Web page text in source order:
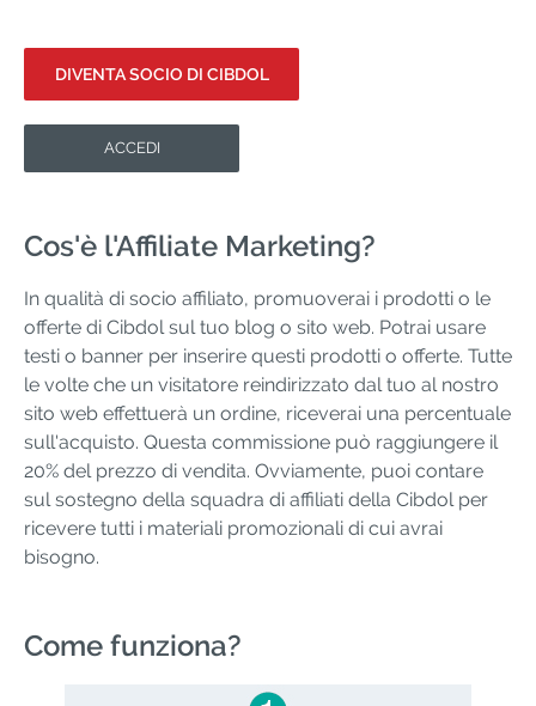
DIVENTA SOCIO DI CIBDOL
ACCEDI
Cos'è l'Affiliate Marketing?
In qualità di socio affiliato, promuoverai i prodotti o le
offerte di Cibdol sul tuo blog o sito web. Potrai usare
testi o banner per inserire questi prodotti o offerte. Tutte
le volte che un visitatore reindirizzato dal tuo al nostro
sito web effettuerà un ordine, riceverai una percentuale
sull'acquisto. Questa commissione può raggiungere il
20% del prezzo di vendita. Ovviamente, puoi contare
sul sostegno della squadra di affiliati della Cibdol per
ricevere tutti i materiali promozionali di cui avrai
bisogno.
Come funziona?